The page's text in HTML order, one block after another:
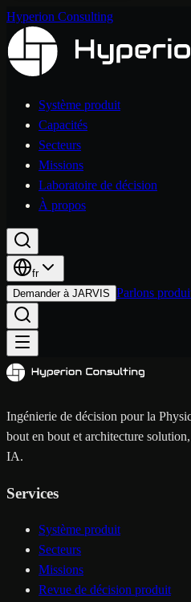
Hyperion Consulting
Système produit
Capacités
Secteurs
Missions
Laboratoire de décision
À propos
fr
Demander à JARVIS Parlons
Ingénierie de décision pour la
bout en bout et architecture
IA.
Services
Système produit
Secteurs
Missions
Revue de décision produit